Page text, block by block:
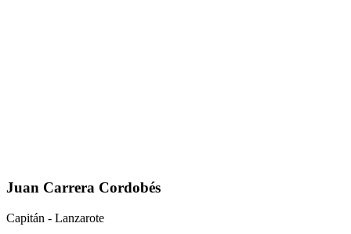
Juan Carrera Cordobés
Capitán - Lanzarote